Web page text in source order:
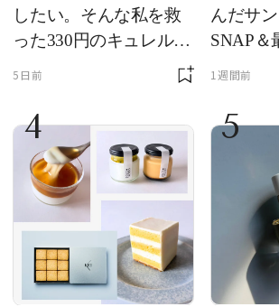
したい。そんな私を救
った330円のキュレル名
5日前
んだサ
SNAP＆
1週間前
4 5